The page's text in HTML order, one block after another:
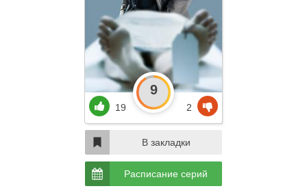
19
9
2
В закладки
Расписание серий